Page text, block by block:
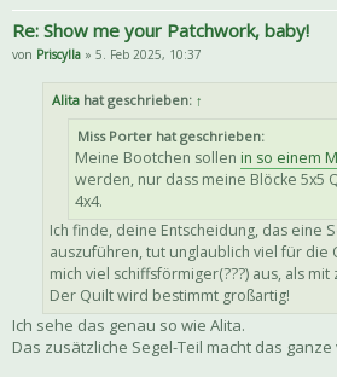
Re: Show me your Patchwork, baby!
von Priscylla » 5. Feb 2025, 10:37
Alita hat geschrieben: ↑
Miss Porter hat geschrieben:
Meine Bootchen sollen in so einem
werden, nur dass meine Blöcke 5x5
4x4.
Ich finde, deine Entscheidung, das eine
auszuführen, tut unglaublich viel für die
mich viel schiffsförmiger(???) aus, als
Der Quilt wird bestimmt großartig!
Ich sehe das genau so wie Alita.
Das zusätzliche Segel-Teil macht das